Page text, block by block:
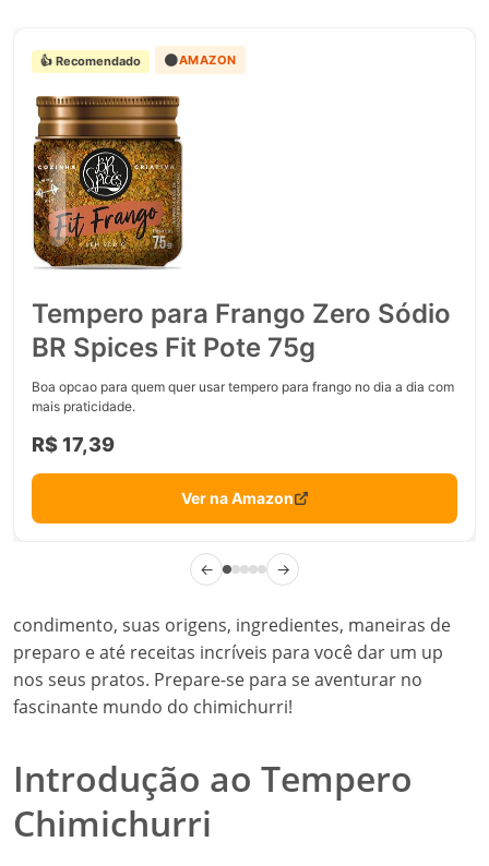
👍 Recomendado 🟠AMAZON
Tempero para Frango Zero Sódio
BR Spices Fit Pote 75g
Boa opcao para quem quer usar tempero para frango no dia a dia com
mais praticidade.
R$ 17,39
Ver na Amazon
← →
condimento, suas origens, ingredientes, maneiras de
preparo e até receitas incríveis para você dar um up
nos seus pratos. Prepare-se para se aventurar no
fascinante mundo do chimichurri!
Introdução ao Tempero
Chimichurri